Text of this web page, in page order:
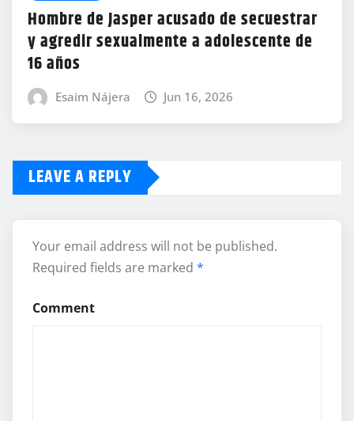
Hombre de Jasper acusado de secuestrar
y agredir sexualmente a adolescente de
16 años
Esaim Nájera Jun 16, 2026
LEAVE A REPLY
Your email address will not be published.
Required fields are marked *
Comment